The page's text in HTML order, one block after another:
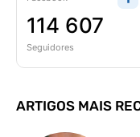
114 607
Seguidores
ARTIGOS MAIS